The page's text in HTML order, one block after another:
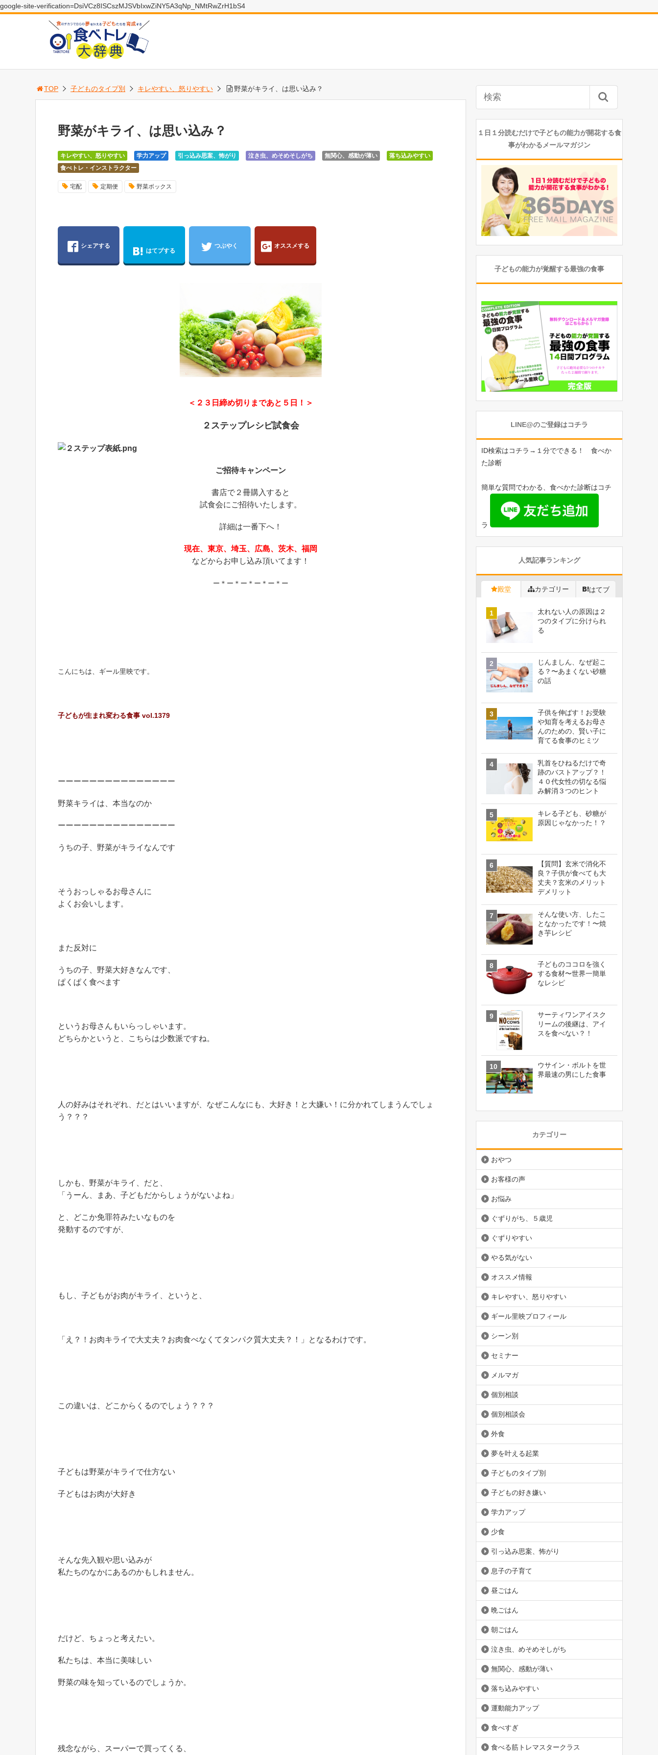
google-site-verification=DsiVCz8ISCszMJSVbIxwZiNY5A3qNp_NMtRwZrH1bS4
TOP 子どものタイプ別 キレやすい、怒りやすい 野菜がキライ、は思い込み？
野菜がキライ、は思い込み？
キレやすい、怒りやすい 学力アップ 引っ込み思案、怖がり 泣き虫、めそめそしがち 無関心、感動が薄い
落ち込みやすい
食べトレ・インストラクター
宅配 定期便 野菜ボックス
シェアする
はてブする
つぶやく オススメする
＜２３日締め切りまであと５日！＞
２ステップレシピ試食会
ご招待キャンペーン
書店で２冊購入すると
試食会にご招待いたします。
詳細は一番下へ！
現在、東京、埼玉、広島、茨木、福岡
などからお申し込み頂いてます！
ー＊ー＊ー＊ー＊ー＊ー
こんにちは、ギール里映です。
子どもが生まれ変わる食事 vol.1379
ーーーーーーーーーーーーーーー
野菜キライは、本当なのか
ーーーーーーーーーーーーーーー
うちの子、野菜がキライなんです
そうおっしゃるお母さんに
よくお会いします。
また反対に
うちの子、野菜大好きなんです、
ぱくぱく食べます
というお母さんもいらっしゃいます。
どちらかというと、こちらは少数派ですね。
人の好みはそれぞれ、だとはいいますが、なぜこんなにも、大好き！と大嫌い！に分かれてしまうんでしょ
う？？？
しかも、野菜がキライ、だと、
「うーん、まあ、子どもだからしょうがないよね」
と、どこか免罪符みたいなものを
発動するのですが、
もし、子どもがお肉がキライ、というと、
「え？！お肉キライで大丈夫？お肉食べなくてタンパク質大丈夫？！」となるわけです。
この違いは、どこからくるのでしょう？？？
子どもは野菜がキライで仕方ない
子どもはお肉が大好き
そんな先入観や思い込みが
私たちのなかにあるのかもしれません。
だけど、ちょっと考えたい。
私たちは、本当に美味しい
野菜の味を知っているのでしょうか。
残念ながら、スーパーで買ってくる、
１日１分読むだけで子どもの能力が開花する食
事がわかるメールマガジン
子どもの能力が覚醒する最強の食事
LINE@のご登録はコチラ
ID検索はコチラ→１分でできる！ 食べか
た診断
簡単な質問でわかる、食べかた診断はコチ
ラ
人気記事ランキング
殿堂 カテゴリー はてブ
太れない人の原因は２
つのタイプに分けられ
る
じんましん、なぜ起こ
る？〜あまくない砂糖
の話
子供を伸ばす！お受験
や知育を考えるお母さ
んのための、賢い子に
育てる食事のヒミツ
乳首をひねるだけで奇
跡のバストアップ？！
４０代女性の切なる悩
み解消３つのヒント
キレる子ども、砂糖が
原因じゃなかった！？
【質問】玄米で消化不
良？子供が食べても大
丈夫？玄米のメリット
デメリット
そんな使い方、したこ
となかったです！〜焼
き芋レシピ
子どものココロを強く
する食材〜世界一簡単
なレシピ
サーティワンアイスク
リームの後継は、アイ
スを食べない？！
ウサイン・ボルトを世
界最速の男にした食事
カテゴリー
おやつ
お客様の声
お悩み
ぐずりがち、５歳児
ぐずりやすい
やる気がない
オススメ情報
キレやすい、怒りやすい
ギール里映プロフィール
シーン別
セミナー
メルマガ
個別相談
個別相談会
外食
夢を叶える起業
子どものタイプ別
子どもの好き嫌い
学力アップ
少食
引っ込み思案、怖がり
息子の子育て
昼ごはん
晩ごはん
朝ごはん
泣き虫、めそめそしがち
無関心、感動が薄い
落ち込みやすい
運動能力アップ
食べすぎ
食べる筋トレマスタークラス